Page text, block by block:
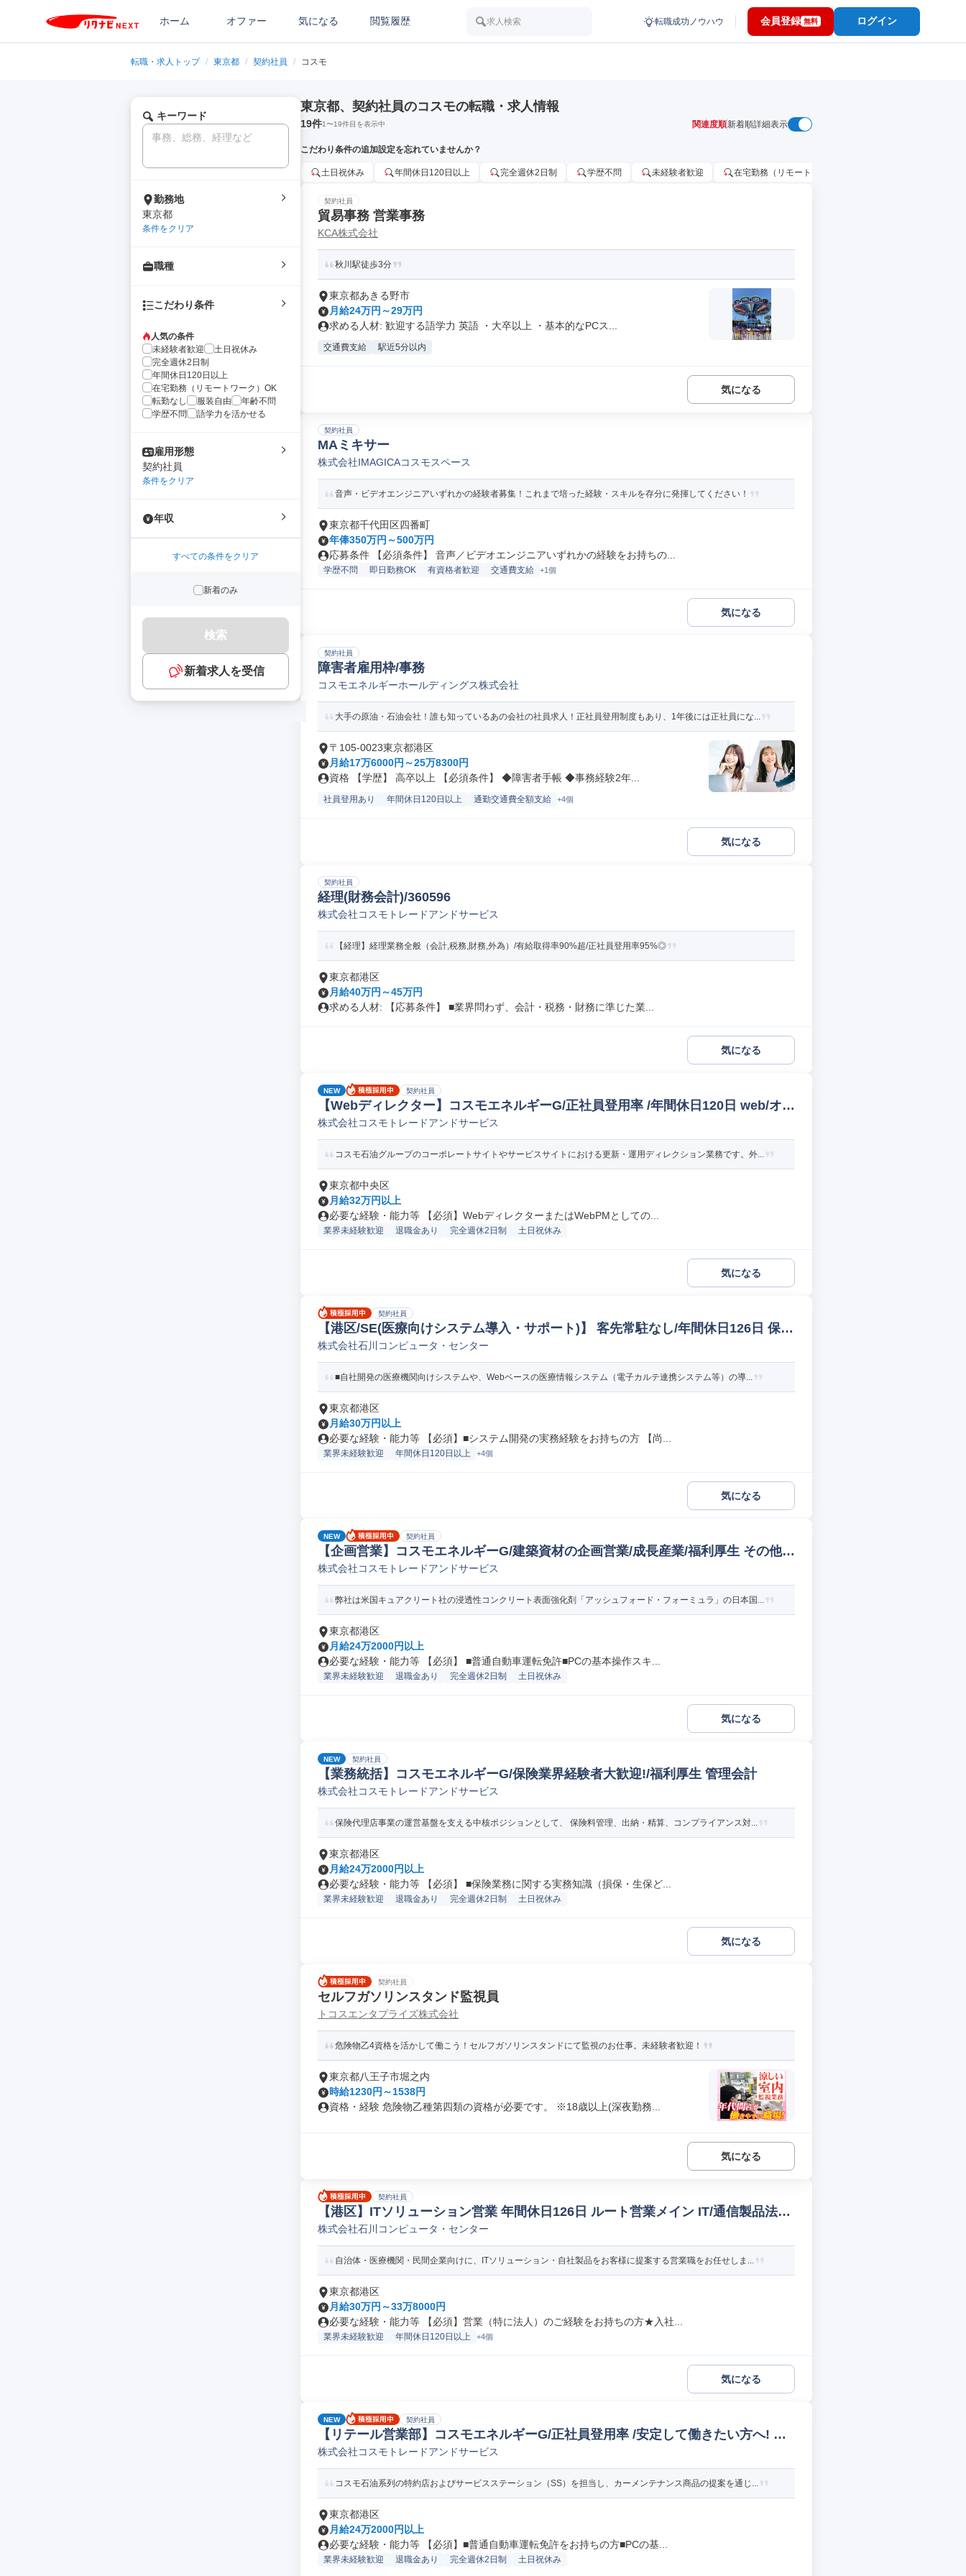
ホーム オファー 気になる 閲覧履歴 求人検索 転職成功ノウハウ 会員登録 無料 ログイン
転職・求人トップ / 東京都 / 契約社員 / コスモ
キーワード
勤務地
東京都
条件をクリア
職種
こだわり条件
人気の条件
未経験者歓迎
土日祝休み
完全週休2日制
年間休日120日以上
在宅勤務（リモートワーク）OK
転勤なし
服装自由
年齢不問
学歴不問
語学力を活かせる
雇用形態
契約社員
条件をクリア
年収
すべての条件をクリア
新着のみ
検索
新着求人を受信
東京都、契約社員のコスモの転職・求人情報
19件1〜19件目を表示中 関連度順新着順詳細表示
こだわり条件の追加設定を忘れていませんか？
土日祝休み 年間休日120日以上 完全週休2日制 学歴不問 未経験者歓迎 在宅勤務（リモートワーク）OK
契約社員
貿易事務 営業事務
KCA株式会社
秋川駅徒歩3分
東京都あきる野市
月給24万円～29万円
求める人材: 歓迎する語学力 英語 ・大卒以上 ・基本的なPCス...
交通費支給 駅近5分以内
気になる
契約社員
MAミキサー
株式会社IMAGICAコスモスペース
音声・ビデオエンジニアいずれかの経験者募集！これまで培った経験・スキルを存分に発揮してください！
東京都千代田区四番町
年俸350万円～500万円
応募条件 【必須条件】 音声／ビデオエンジニアいずれかの経験をお持ちの...
学歴不問 即日勤務OK 有資格者歓迎 交通費支給 +1個
気になる
契約社員
障害者雇用枠/事務
コスモエネルギーホールディングス株式会社
大手の原油・石油会社！誰も知っているあの会社の社員求人！正社員登用制度もあり、1年後には正社員にな...
〒105-0023東京都港区
月給17万6000円～25万8300円
資格 【学歴】 高卒以上 【必須条件】 ◆障害者手帳 ◆事務経験2年...
社員登用あり 年間休日120日以上 通勤交通費全額支給 +4個
気になる
契約社員
経理(財務会計)/360596
株式会社コスモトレードアンドサービス
【経理】経理業務全般（会計,税務,財務,外為）/有給取得率90%超/正社員登用率95%◎
東京都港区
月給40万円～45万円
求める人材: 【応募条件】 ■業界問わず、会計・税務・財務に準じた業...
気になる
NEW 契約社員
【Webディレクター】コスモエネルギーG/正社員登用率 /年間休日120日 web/オー
プンプロジェクトマネージャー
株式会社コスモトレードアンドサービス
コスモ石油グループのコーポレートサイトやサービスサイトにおける更新・運用ディレクション業務です。外...
東京都中央区
月給32万円以上
必要な経験・能力等 【必須】WebディレクターまたはWebPMとしての...
業界未経験歓迎 退職金あり 完全週休2日制 土日祝休み
気になる
契約社員
【港区/SE(医療向けシステム導入・サポート)】 客先常駐なし/年間休日126日 保
守/運用/サポートエンジニア
株式会社石川コンピュータ・センター
■自社開発の医療機関向けシステムや、Webベースの医療情報システム（電子カルテ連携システム等）の導...
東京都港区
月給30万円以上
必要な経験・能力等 【必須】■システム開発の実務経験をお持ちの方 【尚...
業界未経験歓迎 年間休日120日以上 +4個
気になる
NEW 契約社員
【企画営業】コスモエネルギーG/建築資材の企画営業/成長産業/福利厚生 その他営
業
株式会社コスモトレードアンドサービス
弊社は米国キュアクリート社の浸透性コンクリート表面強化剤「アッシュフォード・フォーミュラ」の日本国...
東京都港区
月給24万2000円以上
必要な経験・能力等 【必須】 ■普通自動車運転免許■PCの基本操作スキ...
業界未経験歓迎 退職金あり 完全週休2日制 土日祝休み
気になる
NEW 契約社員
【業務統括】コスモエネルギーG/保険業界経験者大歓迎!/福利厚生 管理会計
株式会社コスモトレードアンドサービス
保険代理店事業の運営基盤を支える中核ポジションとして、 保険料管理、出納・精算、コンプライアンス対...
東京都港区
月給24万2000円以上
必要な経験・能力等 【必須】 ■保険業務に関する実務知識（損保・生保ど...
業界未経験歓迎 退職金あり 完全週休2日制 土日祝休み
気になる
契約社員
セルフガソリンスタンド監視員
トコスエンタプライズ株式会社
危険物乙4資格を活かして働こう！セルフガソリンスタンドにて監視のお仕事。未経験者歓迎！
東京都八王子市堀之内
時給1230円～1538円
資格・経験 危険物乙種第四類の資格が必要です。 ※18歳以上(深夜勤務...
気になる
契約社員
【港区】ITソリューション営業 年間休日126日 ルート営業メイン IT/通信製品法人
営業
株式会社石川コンピュータ・センター
自治体・医療機関・民間企業向けに、ITソリューション・自社製品をお客様に提案する営業職をお任せしま...
東京都港区
月給30万円～33万8000円
必要な経験・能力等 【必須】営業（特に法人）のご経験をお持ちの方★入社...
業界未経験歓迎 年間休日120日以上 +4個
気になる
NEW 契約社員
【リテール営業部】コスモエネルギーG/正社員登用率 /安定して働きたい方へ! そ
の他営業
株式会社コスモトレードアンドサービス
コスモ石油系列の特約店およびサービスステーション（SS）を担当し、カーメンテナンス商品の提案を通じ...
東京都港区
月給24万2000円以上
必要な経験・能力等 【必須】■普通自動車運転免許をお持ちの方■PCの基...
業界未経験歓迎 退職金あり 完全週休2日制 土日祝休み